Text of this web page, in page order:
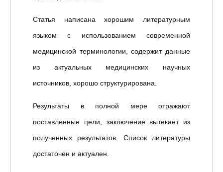
Статья написана хорошим литературным
языком с использованием современной
медицинской терминологии, содержит данные
из актуальных медицинских научных
источников, хорошо структурирована.
Результаты в полной мере отражают
поставленные цели, заключение вытекает из
полученных результатов. Список литературы
достаточен и актуален.